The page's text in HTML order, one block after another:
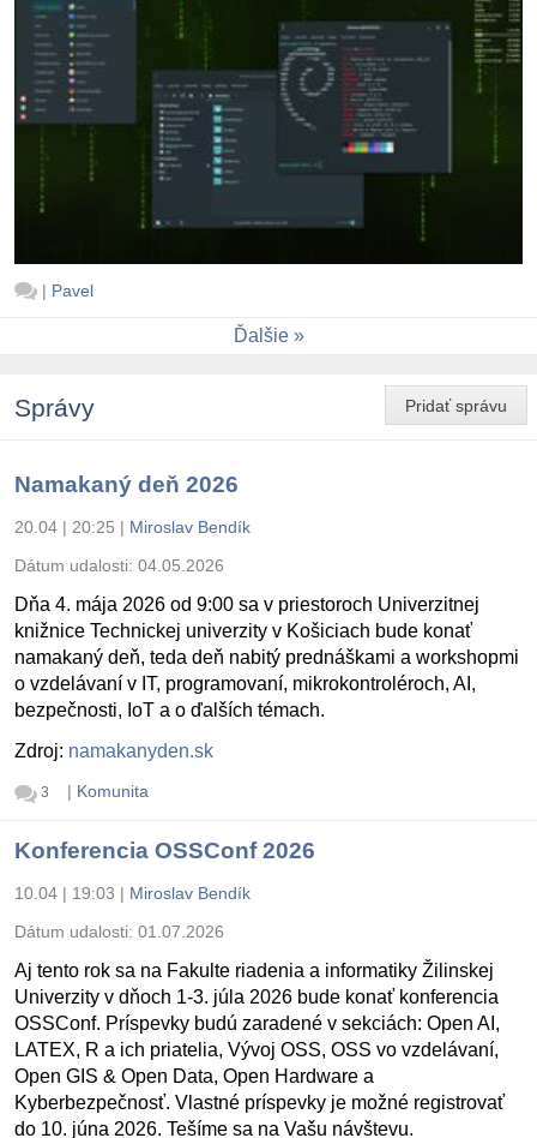
| Pavel
Ďalšie
Pridať správu
Správy
Namakaný deň 2026
20.04 | 20:25 | Miroslav Bendík
Dátum udalosti: 04.05.2026
Dňa 4. mája 2026 od 9:00 sa v priestoroch Univerzitnej
knižnice Technickej univerzity v Košiciach bude konať
namakaný deň, teda deň nabitý prednáškami a workshopmi
o vzdelávaní v IT, programovaní, mikrokontroléroch, AI,
bezpečnosti, IoT a o ďalších témach.
Zdroj: namakanyden.sk
3 | Komunita
Konferencia OSSConf 2026
10.04 | 19:03 | Miroslav Bendík
Dátum udalosti: 01.07.2026
Aj tento rok sa na Fakulte riadenia a informatiky Žilinskej
Univerzity v dňoch 1-3. júla 2026 bude konať konferencia
OSSConf. Príspevky budú zaradené v sekciách: Open AI,
LATEX, R a ich priatelia, Vývoj OSS, OSS vo vzdelávaní,
Open GIS & Open Data, Open Hardware a
Kyberbezpečnosť. Vlastné príspevky je možné registrovať
do 10. júna 2026. Tešíme sa na Vašu návštevu.